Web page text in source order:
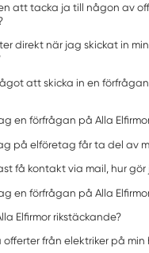
att tacka ja till någon av
direkt när jag skickat in
att skicka in en
en förfrågan på Alla
på elföretag får ta del av
få kontakt via mail, hur gör
en förfrågan på Alla
Elfirmor rikstäckande?
från elektriker på min